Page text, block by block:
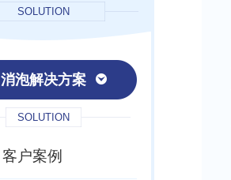
SOLUTION
消泡解决方案
SOLUTION
客户案例